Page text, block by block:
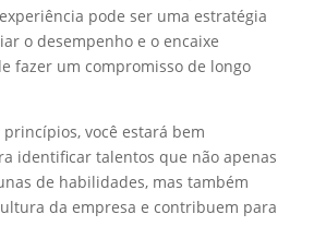
pode ser uma estratégia
o desempenho e o encaixe
fazer um compromisso de longo
princípios, você estará bem
identificar talentos que não apenas
de habilidades, mas também
da empresa e contribuem para